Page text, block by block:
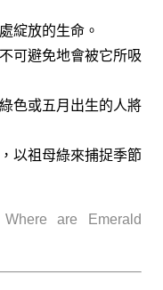
綻放的生命。
可避免地會被它所吸
色或五月出生的人將
以祖母綠來捕捉季節
are Emerald